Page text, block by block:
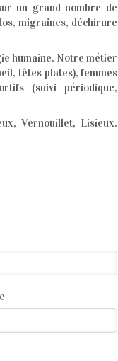
un grand nombre de
migraines, déchirure
humaine. Notre métier
têtes plates), femmes
(suivi périodique,
Vernouillet, Lisieux.